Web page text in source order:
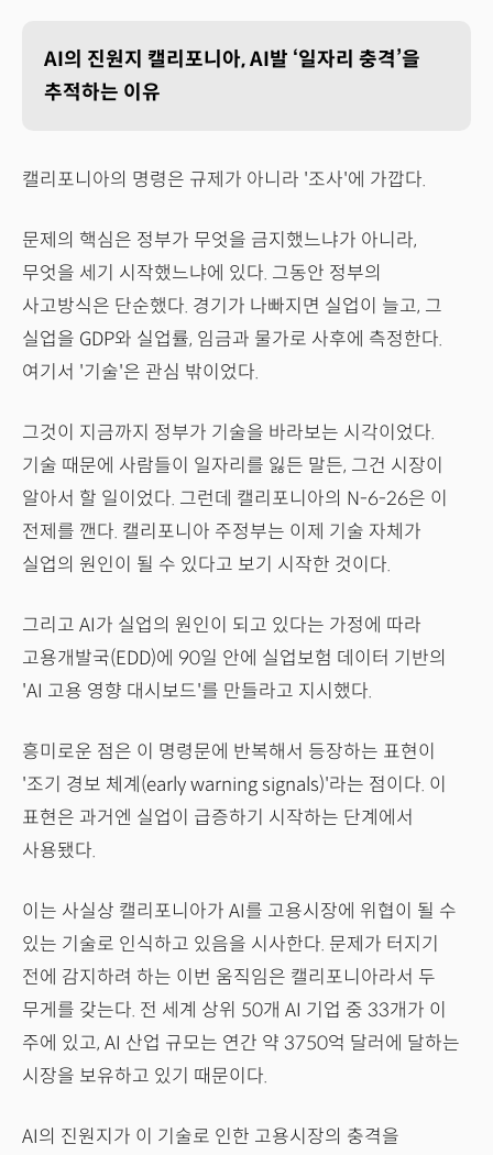
AI의 진원지 캘리포니아, AI발 ‘일자리 충격’을
추적하는 이유
캘리포니아의 명령은 규제가 아니라 '조사'에 가깝다.
문제의 핵심은 정부가 무엇을 금지했느냐가 아니라,
무엇을 세기 시작했느냐에 있다. 그동안 정부의
사고방식은 단순했다. 경기가 나빠지면 실업이 늘고, 그
실업을 GDP와 실업률, 임금과 물가로 사후에 측정한다.
여기서 '기술'은 관심 밖이었다.
그것이 지금까지 정부가 기술을 바라보는 시각이었다.
기술 때문에 사람들이 일자리를 잃든 말든, 그건 시장이
알아서 할 일이었다. 그런데 캘리포니아의 N-6-26은 이
전제를 깬다. 캘리포니아 주정부는 이제 기술 자체가
실업의 원인이 될 수 있다고 보기 시작한 것이다.
그리고 AI가 실업의 원인이 되고 있다는 가정에 따라
고용개발국(EDD)에 90일 안에 실업보험 데이터 기반의
'AI 고용 영향 대시보드'를 만들라고 지시했다.
흥미로운 점은 이 명령문에 반복해서 등장하는 표현이
'조기 경보 체계(early warning signals)'라는 점이다. 이
표현은 과거엔 실업이 급증하기 시작하는 단계에서
사용됐다.
이는 사실상 캘리포니아가 AI를 고용시장에 위협이 될 수
있는 기술로 인식하고 있음을 시사한다. 문제가 터지기
전에 감지하려 하는 이번 움직임은 캘리포니아라서 두
무게를 갖는다. 전 세계 상위 50개 AI 기업 중 33개가 이
주에 있고, AI 산업 규모는 연간 약 3750억 달러에 달하는
시장을 보유하고 있기 때문이다.
AI의 진원지가 이 기술로 인한 고용시장의 충격을